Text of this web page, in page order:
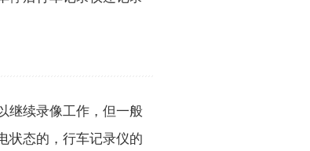
继续录像工作，但一般
状态的，行车记录仪的